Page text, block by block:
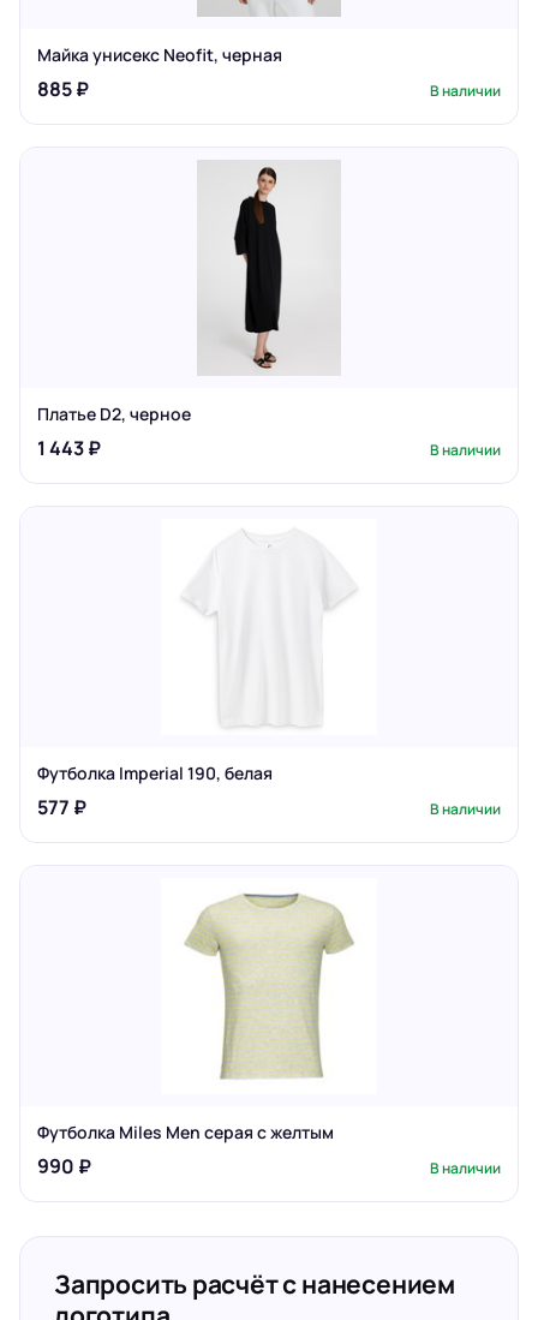
Майка унисекс Neofit, черная
885 ₽ В наличии
Платье D2, черное
1 443 ₽ В наличии
Футболка Imperial 190, белая
577 ₽ В наличии
Футболка Miles Men серая с желтым
990 ₽ В наличии
Запросить расчёт с нанесением